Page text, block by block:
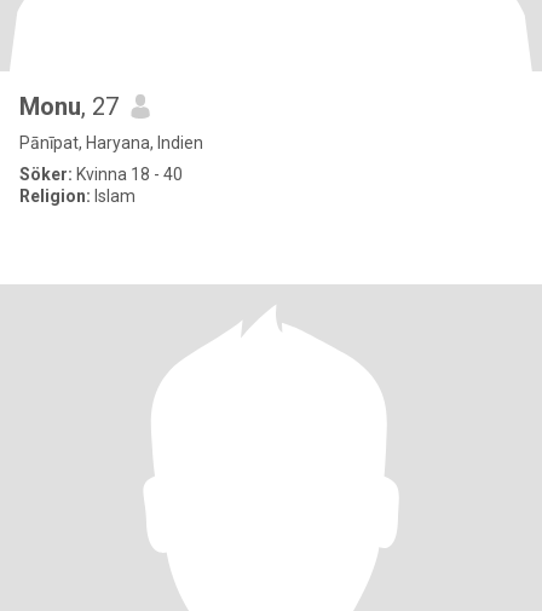
Monu, 27
Pānīpat, Haryana, Indien
Söker: Kvinna 18 - 40
Religion: Islam